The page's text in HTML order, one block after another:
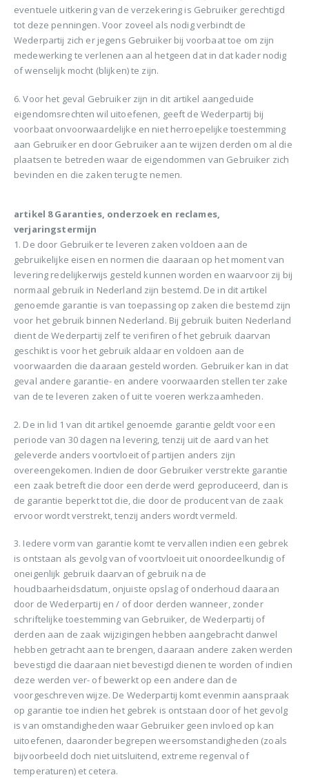
eventuele uitkering van de verzekering is Gebruiker gerechtigd
tot deze penningen. Voor zoveel als nodig verbindt de
Wederpartij zich er jegens Gebruiker bij voorbaat toe om zijn
medewerking te verlenen aan al hetgeen dat in dat kader nodig
of wenselijk mocht (blijken) te zijn.
6. Voor het geval Gebruiker zijn in dit artikel aangeduide
eigendomsrechten wil uitoefenen, geeft de Wederpartij bij
voorbaat onvoorwaardelijke en niet herroepelijke toestemming
aan Gebruiker en door Gebruiker aan te wijzen derden om al die
plaatsen te betreden waar de eigendommen van Gebruiker zich
bevinden en die zaken terug te nemen.
artikel 8 Garanties, onderzoek en reclames,
verjaringstermijn
1. De door Gebruiker te leveren zaken voldoen aan de
gebruikelijke eisen en normen die daaraan op het moment van
levering redelijkerwijs gesteld kunnen worden en waarvoor zij bij
normaal gebruik in Nederland zijn bestemd. De in dit artikel
genoemde garantie is van toepassing op zaken die bestemd zijn
voor het gebruik binnen Nederland. Bij gebruik buiten Nederland
dient de Wederpartij zelf te verifiren of het gebruik daarvan
geschikt is voor het gebruik aldaar en voldoen aan de
voorwaarden die daaraan gesteld worden. Gebruiker kan in dat
geval andere garantie- en andere voorwaarden stellen ter zake
van de te leveren zaken of uit te voeren werkzaamheden.
2. De in lid 1 van dit artikel genoemde garantie geldt voor een
periode van 30 dagen na levering, tenzij uit de aard van het
geleverde anders voortvloeit of partijen anders zijn
overeengekomen. Indien de door Gebruiker verstrekte garantie
een zaak betreft die door een derde werd geproduceerd, dan is
de garantie beperkt tot die, die door de producent van de zaak
ervoor wordt verstrekt, tenzij anders wordt vermeld.
3. Iedere vorm van garantie komt te vervallen indien een gebrek
is ontstaan als gevolg van of voortvloeit uit onoordeelkundig of
oneigenlijk gebruik daarvan of gebruik na de
houdbaarheidsdatum, onjuiste opslag of onderhoud daaraan
door de Wederpartij en / of door derden wanneer, zonder
schriftelijke toestemming van Gebruiker, de Wederpartij of
derden aan de zaak wijzigingen hebben aangebracht danwel
hebben getracht aan te brengen, daaraan andere zaken werden
bevestigd die daaraan niet bevestigd dienen te worden of indien
deze werden ver- of bewerkt op een andere dan de
voorgeschreven wijze. De Wederpartij komt evenmin aanspraak
op garantie toe indien het gebrek is ontstaan door of het gevolg
is van omstandigheden waar Gebruiker geen invloed op kan
uitoefenen, daaronder begrepen weersomstandigheden (zoals
bijvoorbeeld doch niet uitsluitend, extreme regenval of
temperaturen) et cetera.